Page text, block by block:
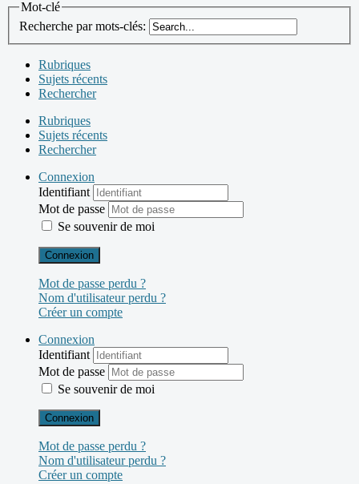
Mot-clé
Recherche par mots-clés:
Rubriques
Sujets récents
Rechercher
Rubriques
Sujets récents
Rechercher
Connexion
Identifiant
Mot de passe
Se souvenir de moi
Connexion
Mot de passe perdu ?
Nom d'utilisateur perdu ?
Créer un compte
Connexion
Identifiant
Mot de passe
Se souvenir de moi
Connexion
Mot de passe perdu ?
Nom d'utilisateur perdu ?
Créer un compte